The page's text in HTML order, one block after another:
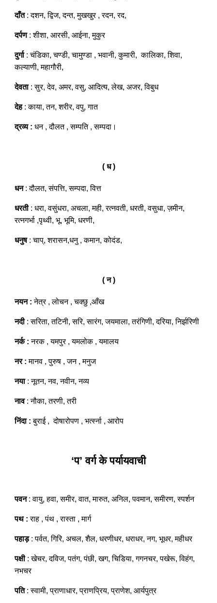
दाँत: दशन, द्विज, दन्त, मुखखुर , रदन, रद,
दर्पण: शीशा, आरसी, आईना, मुकुर
दुर्गा: चंडिका, चण्डी, चामुण्डा , भवानी, कुमारी, कालिका, शिवा,
कल्याणी, महागौरी,
देवता: सुर, देव, अमर, वसु, आदित्य, लेख, अजर, विबुध
देह: काया, तन, शरीर, वपु, गात
द्रव्य : धन , दौलत , सम्पति , सम्पदा।
( ध )
धन: दौलत, संपत्ति, सम्पदा, वित्त
धरती: धरा, वसुंधरा, अचला, मही, रत्नवती, धरती, वसुधा, ज़मीन,
रत्नगर्भा ,पृथ्वी, भू, भूमि, धरणी,
धनुष: चाप्, शरासन,धनु , कमान, कोदंड,
( न )
नयन : नेत्र , लोचन , चक्छु ,आँख
नदी: सरिता, तटिनी, सरि, सारंग, जयमाला, तरंगिणी, दरिया, निर्झरिणी
नर्क : नरक , यमपुर , यमलोक , यमालय
नर : मानव , पुरुष , जन , मनुज
नया: नूतन, नव, नवीन, नव्य
नाव: नौका, तरणी, तरी
निंदा : बुराई , दोषारोपण , भर्त्स्ना , आरोप
‘प’ वर्ग के पर्यायवाची
पवन: वायु, हवा, समीर, वात, मारुत, अनिल, पवमान, समीरण, स्पर्शन
पथ : राह , पंथ , रास्ता , मार्ग
पहाड़: पर्वत, गिरि, अचल, शैल, धरणीधर, धराधर, नग, भूधर, महीधर
पक्षी: खेचर, दविज, पतंग, पंछी, खग, चिडिया, गगनचर, पखेरू, विहंग,
नभचर
पति: स्वामी, प्राणाधार, प्राणप्रिय, प्राणेश, आर्यपुत्र